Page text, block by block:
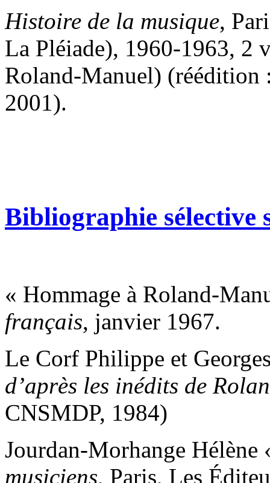
Histoire de la musique,
La Pléiade), 1960-1963, 2
Roland-Manuel) (réédition
2001).
Bibliographie sélective
« Hommage à Roland-
français, janvier 1967.
Le Corf Philippe et
d’après les inédits de
CNSMDP, 1984)
Jourdan-Morhange
musiciens, Paris, Les